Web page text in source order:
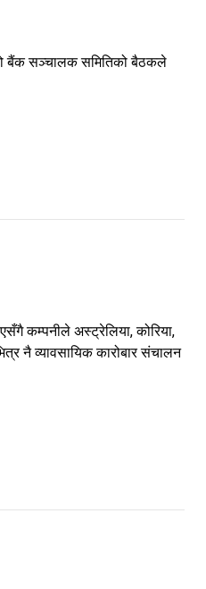
बैंक सञ्चालक समितिको बैठकले
कम्पनीले अस्ट्रेलिया, कोरिया,
नै व्यावसायिक कारोबार संचालन